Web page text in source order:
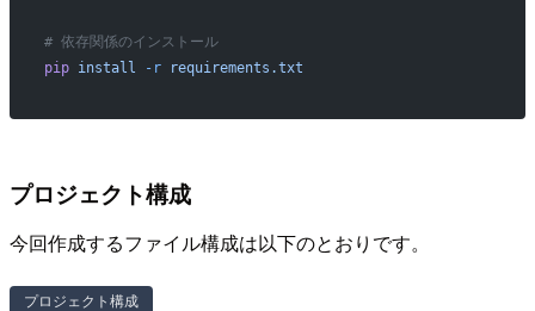
# 依存関係のインストール
pip install -r requirements.txt
プロジェクト構成
今回作成するファイル構成は以下のとおりです。
プロジェクト構成